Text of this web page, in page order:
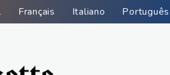
Français Italiano Português